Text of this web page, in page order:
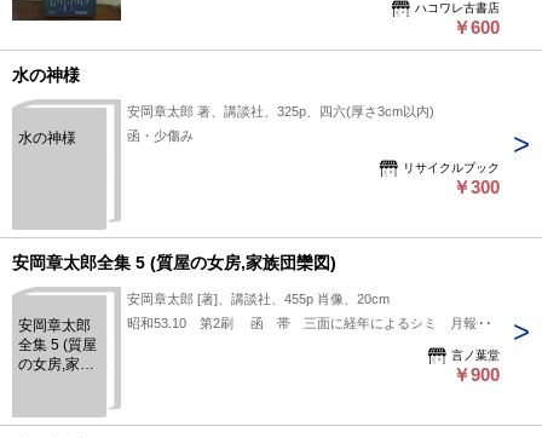
ハコワレ古書店
￥600
水の神様
水の神様
安岡章太郎 著、講談社、325p、四六(厚さ3cm以内)
函・少傷み
リサイクルブック
￥300
安岡章太郎全集 5 (質屋の女房,家族団欒図)
安岡章太郎
全集 5 (質屋
の女房,家族
安岡章太郎 [著]、講談社、455p 肖像、20cm
昭和53.10 第2刷 函 帯 三面に経年によるシミ 月報付
言ノ葉堂
￥900